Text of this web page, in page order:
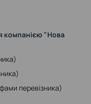
компанією "Нова
перевізника)